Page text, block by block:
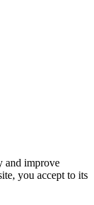
and improve
you accept to its